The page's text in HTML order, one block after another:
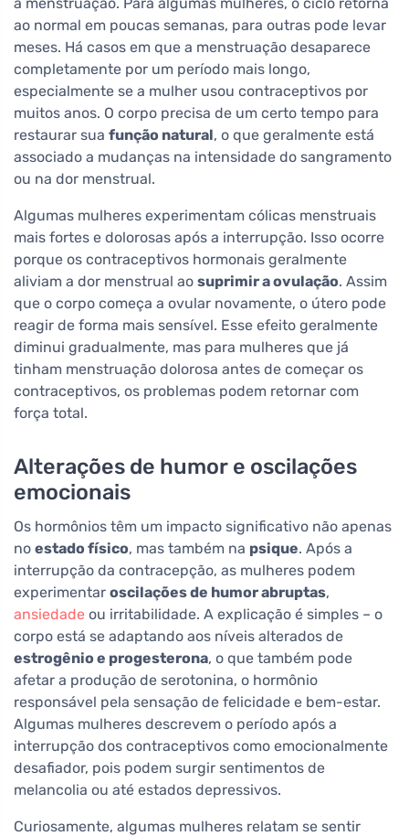
ao normal em poucas semanas, para outras pode levar
meses. Há casos em que a menstruação desaparece
completamente por um período mais longo,
especialmente se a mulher usou contraceptivos por
muitos anos. O corpo precisa de um certo tempo para
restaurar sua função natural, o que geralmente está
associado a mudanças na intensidade do sangramento
ou na dor menstrual.
Algumas mulheres experimentam cólicas menstruais
mais fortes e dolorosas após a interrupção. Isso ocorre
porque os contraceptivos hormonais geralmente
aliviam a dor menstrual ao suprimir a ovulação. Assim
que o corpo começa a ovular novamente, o útero pode
reagir de forma mais sensível. Esse efeito geralmente
diminui gradualmente, mas para mulheres que já
tinham menstruação dolorosa antes de começar os
contraceptivos, os problemas podem retornar com
força total.
Alterações de humor e oscilações
emocionais
Os hormônios têm um impacto significativo não apenas
no estado físico, mas também na psique. Após a
interrupção da contracepção, as mulheres podem
experimentar oscilações de humor abruptas,
ansiedade ou irritabilidade. A explicação é simples – o
corpo está se adaptando aos níveis alterados de
estrogênio e progesterona, o que também pode
afetar a produção de serotonina, o hormônio
responsável pela sensação de felicidade e bem-estar.
Algumas mulheres descrevem o período após a
interrupção dos contraceptivos como emocionalmente
desafiador, pois podem surgir sentimentos de
melancolia ou até estados depressivos.
Curiosamente, algumas mulheres relatam se sentir